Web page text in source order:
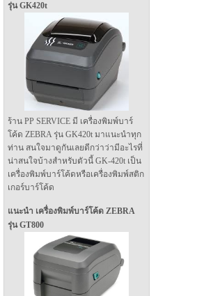
รุ่น GK420t
ร้าน PP SERVICE มี เครื่องพิมพ์บาร์
โค้ด ZEBRA รุ่น GK420t มาแนะนำทุก
ท่าน สนใจมาดูกันเลยดีกว่าว่ามีอะไรที่
น่าสนใจบ้างสำหรับตัวนี้ GK-420t เป็น
เครื่องพิมพ์บาร์โค้ดหรือเครื่องพิมพ์สติก
เกอร์บาร์โค้ด
แนะนำ เครื่องพิมพ์บาร์โค้ด ZEBRA
รุ่น GT800